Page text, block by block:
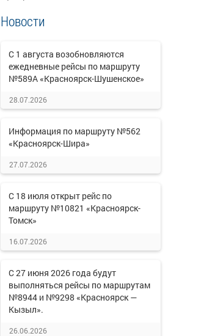
Новости
С 1 августа возобновляются
ежедневные рейсы по маршруту
№589А «Красноярск-Шушенское»
28.07.2026
Информация по маршруту №562
«Красноярск-Шира»
27.07.2026
С 18 июля открыт рейс по
маршруту №10821 «Красноярск-
Томск»
16.07.2026
С 27 июня 2026 года будут
выполняться рейсы по маршрутам
№8944 и №9298 «Красноярск —
Кызыл».
26.06.2026